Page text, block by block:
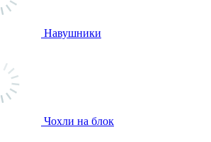
Навушники
Чохли на блок